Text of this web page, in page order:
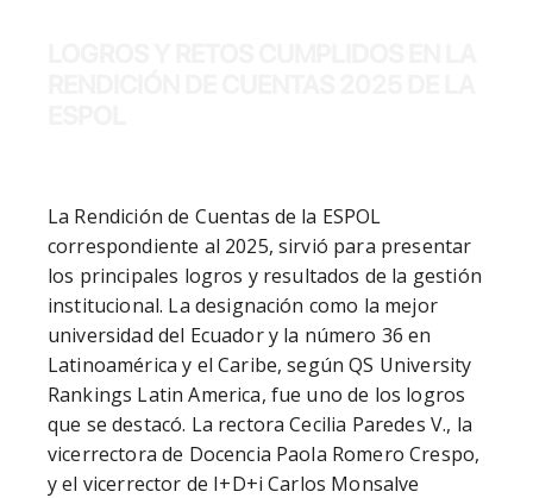
La Rendición de Cuentas de la ESPOL
correspondiente al 2025, sirvió para presentar
los principales logros y resultados de la gestión
institucional. La designación como la mejor
universidad del Ecuador y la número 36 en
Latinoamérica y el Caribe, según QS University
Rankings Latin America, fue uno de los logros
que se destacó. La rectora Cecilia Paredes V., la
vicerrectora de Docencia Paola Romero Crespo,
y el vicerrector de I+D+i Carlos Monsalve